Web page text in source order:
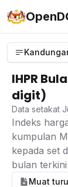
IHPR
digit)
Data setakat
Indeks
kumpulan
kepada set
bulan terkini
Muat